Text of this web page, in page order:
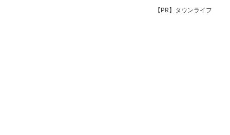
【PR】タウンライフ